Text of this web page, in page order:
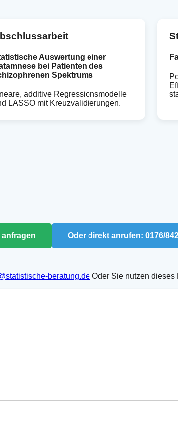
Auswertung einer
bei Patienten des
Spektrums
additive Regressionsmodelle
LASSO mit Kreuzvalidierungen.
Oder direkt anrufen: 0176/
beratung.de Oder Sie nutzen dieses